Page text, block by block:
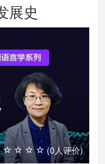
展史
(0人评价)